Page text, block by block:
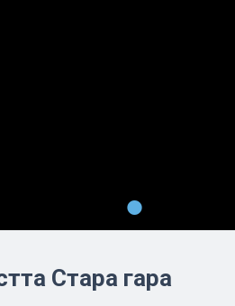
•
Стара гара